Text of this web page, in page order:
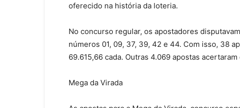
oferecido na história da loteria.
No concurso regular, os apostadores
números 01, 09, 37, 39, 42 e 44. Com isso, 38
69.615,66 cada. Outras 4.069 apostas
Mega da Virada